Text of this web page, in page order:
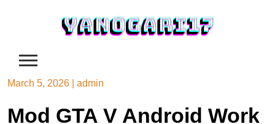
March 5, 2026 admin
Mod GTA V Android Work